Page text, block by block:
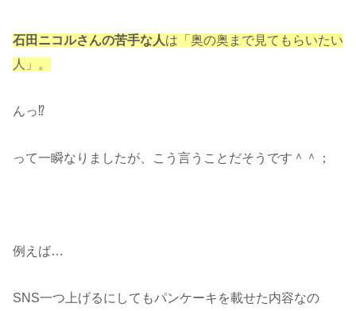
石田ニコルさんの苦手な人は「奥の奥まで見てもらいたい
人」。
んっ⁉
って一瞬なりましたが、こう言うことだそうです＾＾；
例えば…
SNS一つ上げるにしてもパンケーキを載せた内容なの